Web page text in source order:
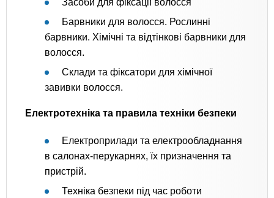
Засоби для фіксації волосся
Барвники для волосся. Рослинні
барвники. Хімічні та відтінкові барвники для
волосся.
Склади та фіксатори для хімічної
завивки волосся.
Електротехніка та правила техніки безпеки
Електроприлади та електрообладнання
в салонах-перукарнях, їх призначення та
пристрій.
Техніка безпеки під час роботи